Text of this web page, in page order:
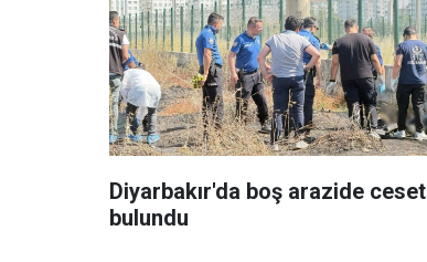
Diyarbakır'da boş arazide ceset
bulundu